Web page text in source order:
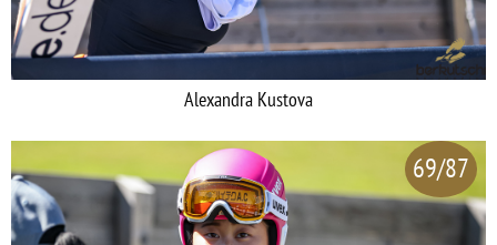
Alexandra Kustova
69/87